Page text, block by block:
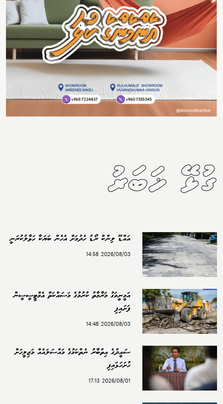
ގުޅޭ ޚަބަރު
އައްޑޫ ލިންކް ރޯޑު ހެދުމަށް އެހެން ބަޔަކާ ހަވާލުކުރަނީ
2026/08/03 14:58
އަމީނީމަގު މަރާމާތު ކުރުމުގެ މަސައްކަތް އެމްޓީސީސީން
ފަށައިފި
2026/08/03 14:48
ސައީދުގެ އިތުބާރު ނެތްކަމުގެ މައްސަލައެއް މަޖިލީހަށް
ހުށަހަޅައިފި
2026/08/01 17:13